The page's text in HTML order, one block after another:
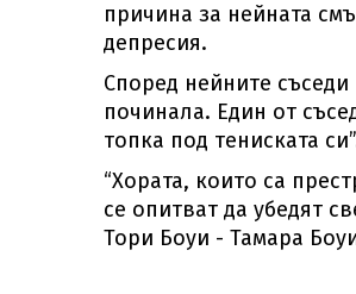
причина за нейната
депресия.
Според нейните
починала. Един от
топка под тениската
“Хората, които са
се опитват да убедят
Тори Боуи - Тамара